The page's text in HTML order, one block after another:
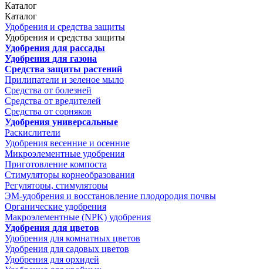
Каталог
Каталог
Удобрения и средства защиты
Удобрения и средства защиты
Удобрения для рассады
Удобрения для газона
Средства защиты растений
Прилипатели и зеленое мыло
Средства от болезней
Средства от вредителей
Средства от сорняков
Удобрения универсальные
Раскислители
Удобрения весенние и осенние
Микроэлементные удобрения
Приготовление компоста
Стимуляторы корнеобразования
Регуляторы, стимуляторы
ЭМ-удобрения и восстановление плодородия почвы
Органические удобрения
Макроэлементные (NPK) удобрения
Удобрения для цветов
Удобрения для комнатных цветов
Удобрения для садовых цветов
Удобрения для орхидей